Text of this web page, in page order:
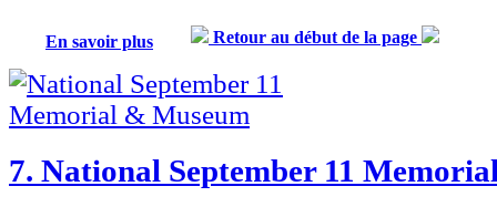
En savoir plus Retour au début de la page
7. National September 11